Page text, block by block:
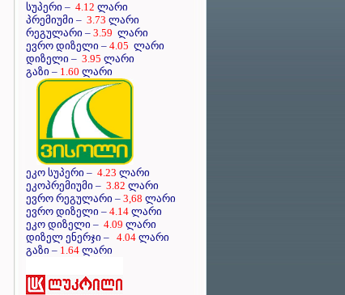
სუპერი – 4.12 ლარი
პრემიუმი – 3.73 ლარი
რეგულარი – 3.59 ლარი
ევრო დიზელი – 4.05 ლარი
დიზელი – 3.95 ლარი
გაზი – 1.60 ლარი
ეკო სუპერი – 4.23 ლარი
ეკოპრემიუმი – 3.82 ლარი
ევრო რეგულარი – 3,68 ლარი
ევრო დიზელი – 4.14 ლარი
ეკო დიზელი – 4.09 ლარი
დიზელ ენერჯი – 4.04 ლარი
გაზი – 1.64 ლარი